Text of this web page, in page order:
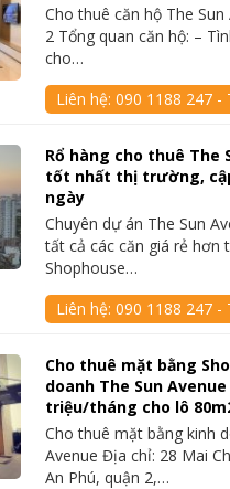
Cho thuê căn hộ The Sun
2 Tổng quan căn hộ: –
cho…
Liên hệ:090 1188 247 -
Rổ hàng cho thuê The
tốt nhất thị trường,
ngày
Chuyên dự án The Sun
tất cả các căn giá rẻ hơn
Shophouse…
Liên hệ:090 1188 247 -
Cho thuê mặt bằng
doanh The Sun
triệu/tháng cho lô
Cho thuê mặt bằng kinh
Avenue Địa chỉ: 28 Mai
An Phú, quận 2,…